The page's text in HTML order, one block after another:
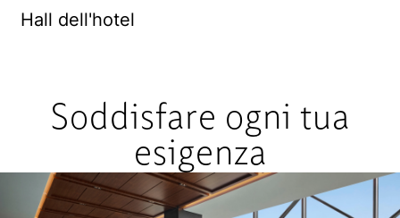
Hall dell'hotel
Soddisfare ogni tua
esigenza